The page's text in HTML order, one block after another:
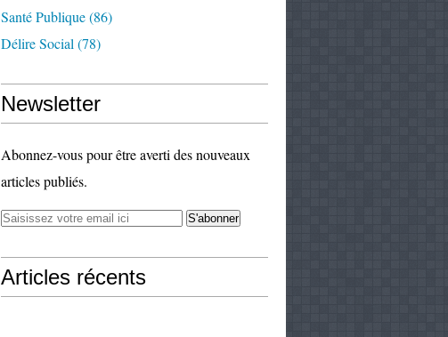
Santé Publique(86)
Délire Social (78)
Newsletter
Abonnez-vous pour être averti des nouveaux
articles publiés.
Articles récents